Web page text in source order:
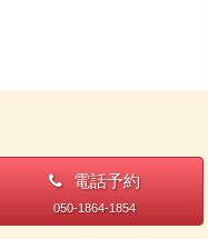
電話予約
050-1864-1854